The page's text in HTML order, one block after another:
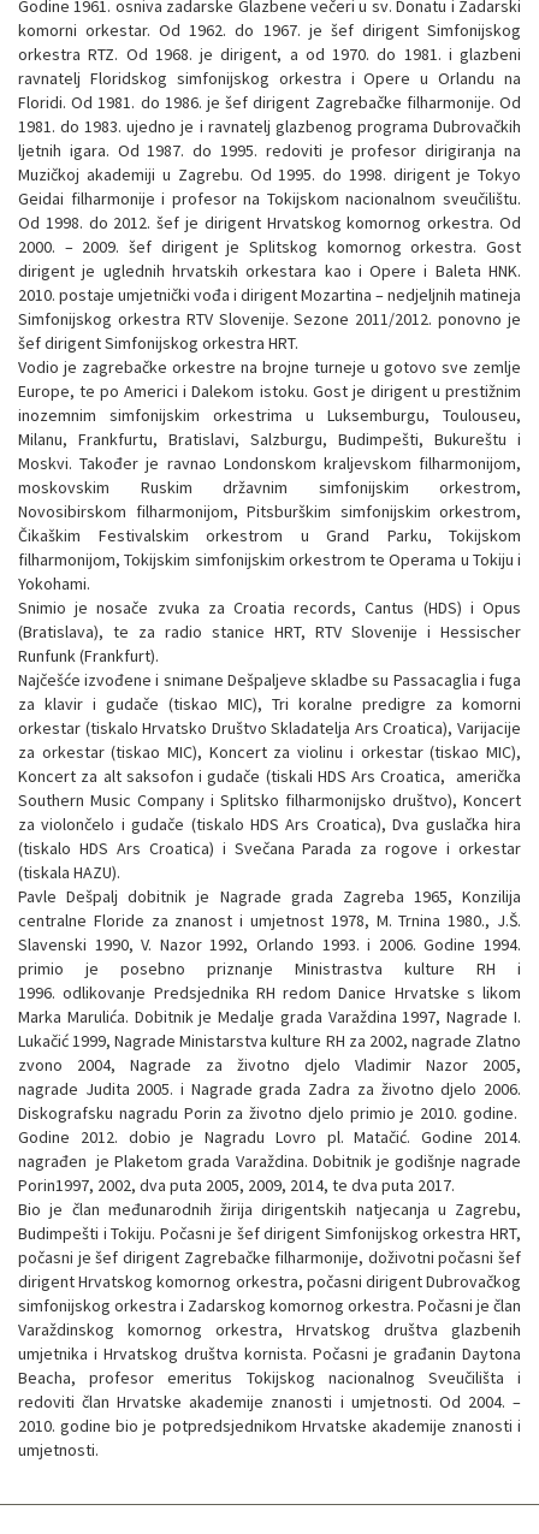
Godine 1961. osniva zadarske Glazbene večeri u sv. Donatu i Zadarski
komorni orkestar. Od 1962. do 1967. je šef dirigent Simfonijskog
orkestra RTZ. Od 1968. je dirigent, a od 1970. do 1981. i glazbeni
ravnatelj Floridskog simfonijskog orkestra i Opere u Orlandu na
Floridi. Od 1981. do 1986. je šef dirigent Zagrebačke filharmonije. Od
1981. do 1983. ujedno je i ravnatelj glazbenog programa Dubrovačkih
ljetnih igara. Od 1987. do 1995. redoviti je profesor dirigiranja na
Muzičkoj akademiji u Zagrebu. Od 1995. do 1998. dirigent je Tokyo
Geidai filharmonije i profesor na Tokijskom nacionalnom sveučilištu.
Od 1998. do 2012. šef je dirigent Hrvatskog komornog orkestra. Od
2000. – 2009. šef dirigent je Splitskog komornog orkestra. Gost
dirigent je uglednih hrvatskih orkestara kao i Opere i Baleta HNK.
2010. postaje umjetnički vođa i dirigent Mozartina – nedjeljnih matineja
Simfonijskog orkestra RTV Slovenije. Sezone 2011/2012. ponovno je
šef dirigent Simfonijskog orkestra HRT.
Vodio je zagrebačke orkestre na brojne turneje u gotovo sve zemlje
Europe, te po Americi i Dalekom istoku. Gost je dirigent u prestižnim
inozemnim simfonijskim orkestrima u Luksemburgu, Toulouseu,
Milanu, Frankfurtu, Bratislavi, Salzburgu, Budimpešti, Bukureštu i
Moskvi. Također je ravnao Londonskom kraljevskom filharmonijom,
moskovskim Ruskim državnim simfonijskim orkestrom,
Novosibirskom filharmonijom, Pitsburškim simfonijskim orkestrom,
Čikaškim Festivalskim orkestrom u Grand Parku, Tokijskom
filharmonijom, Tokijskim simfonijskim orkestrom te Operama u Tokiju i
Yokohami.
Snimio je nosače zvuka za Croatia records, Cantus (HDS) i Opus
(Bratislava), te za radio stanice HRT, RTV Slovenije i Hessischer
Runfunk (Frankfurt).
Najčešće izvođene i snimane Dešpaljeve skladbe su Passacaglia i fuga
za klavir i gudače (tiskao MIC), Tri koralne predigre za komorni
orkestar (tiskalo Hrvatsko Društvo Skladatelja Ars Croatica), Varijacije
za orkestar (tiskao MIC), Koncert za violinu i orkestar (tiskao MIC),
Koncert za alt saksofon i gudače (tiskali HDS Ars Croatica, američka
Southern Music Company i Splitsko filharmonijsko društvo), Koncert
za violončelo i gudače (tiskalo HDS Ars Croatica), Dva guslačka hira
(tiskalo HDS Ars Croatica) i Svečana Parada za rogove i orkestar
(tiskala HAZU).
Pavle Dešpalj dobitnik je Nagrade grada Zagreba 1965, Konzilija
centralne Floride za znanost i umjetnost 1978, M. Trnina 1980., J.Š.
Slavenski 1990, V. Nazor 1992, Orlando 1993. i 2006. Godine 1994.
primio je posebno priznanje Ministrastva kulture RH i
1996. odlikovanje Predsjednika RH redom Danice Hrvatske s likom
Marka Marulića. Dobitnik je Medalje grada Varaždina 1997, Nagrade I.
Lukačić 1999, Nagrade Ministarstva kulture RH za 2002, nagrade Zlatno
zvono 2004, Nagrade za životno djelo Vladimir Nazor 2005,
nagrade Judita 2005. i Nagrade grada Zadra za životno djelo 2006.
Diskografsku nagradu Porin za životno djelo primio je 2010. godine.
Godine 2012. dobio je Nagradu Lovro pl. Matačić. Godine 2014.
nagrađen je Plaketom grada Varaždina. Dobitnik je godišnje nagrade
Porin1997, 2002, dva puta 2005, 2009, 2014, te dva puta 2017.
Bio je član međunarodnih žirija dirigentskih natjecanja u Zagrebu,
Budimpešti i Tokiju. Počasni je šef dirigent Simfonijskog orkestra HRT,
počasni je šef dirigent Zagrebačke filharmonije, doživotni počasni šef
dirigent Hrvatskog komornog orkestra, počasni dirigent Dubrovačkog
simfonijskog orkestra i Zadarskog komornog orkestra. Počasni je član
Varaždinskog komornog orkestra, Hrvatskog društva glazbenih
umjetnika i Hrvatskog društva kornista. Počasni je građanin Daytona
Beacha, profesor emeritus Tokijskog nacionalnog Sveučilišta i
redoviti član Hrvatske akademije znanosti i umjetnosti. Od 2004. –
2010. godine bio je potpredsjednikom Hrvatske akademije znanosti i
umjetnosti.